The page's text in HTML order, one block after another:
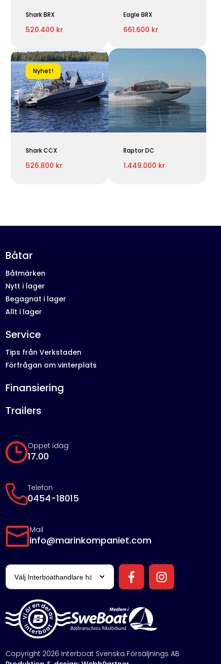
Shark BRX
520.400 kr
Eagle BRX
661.600 kr
Nyhet!
Shark CCX
526.800 kr
Raptor DC
1.449.000 kr
Öppet idag
17.00
Telefon
0454-18015
Mail
info@marinkompaniet.com
Båtar
Båtmärken
Nytt i lager
Begagnat i lager
Allt i lager
Service
Tips från Verkstaden
Förfrågan om vinterplats
Finansiering
Trailers
Copyright 2026 Interboat Svenska Försäljnings AB